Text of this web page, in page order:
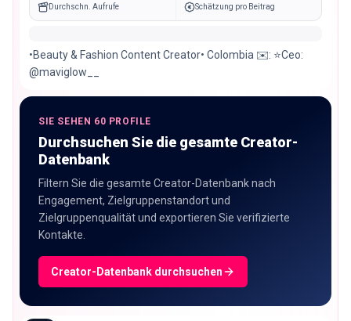
Durchschn. Aufrufe Schätzung pro Beitrag
•Beauty & Fashion Content Creator• Colombia ✉️: ⭐️Ceo:
@maviglow__
SIE SEHEN 60 PROFILE
Durchsuchen Sie die gesamte Creator-
Datenbank
Filtern Sie die gesamte Creator-Datenbank nach
Engagement, Zielgruppenstandort und
Zielgruppenqualität und exportieren Sie verifizierte
Kontakte.
Creator-Datenbank durchsuchen